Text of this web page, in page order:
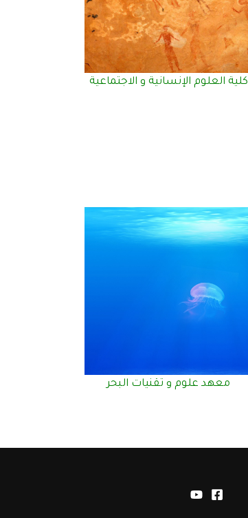
كلية العلوم الإنسانية و الاجتماعية
معهد علوم و تقنيات البحر